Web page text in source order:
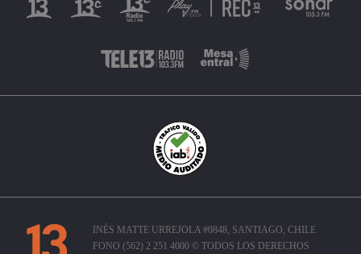
INÉS MATTE URREJOLA #0848, SANTIAGO, CHILE
FONO (562) 2 251 4000 © TODOS LOS DERECHOS